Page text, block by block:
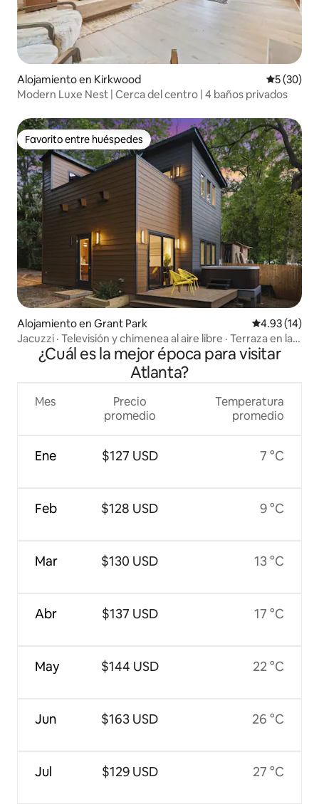
Alojamiento en Kirkwood
5 (30)
Modern Luxe Nest | Cerca del centro | 4 baños privados
Favorito entre huéspedes
Favorito entre huéspedes
Alojamiento en Grant Park Calificación
4.93 (14)
Jacuzzi · Televisión y chimenea al aire libre · Terraza en la
azotea¿Cuál es la mejor época para visitar
Atlanta?
Mes
Ene
Feb
Mar
Abr
May
Jun
Jul
Precio
promedio
$127 USD
$128 USD
$130 USD
$137 USD
$144 USD
$163 USD
$129 USD
Temperatura
promedio
7 °C
9 °C
13 °C
17 °C
22 °C
26 °C
27 °C